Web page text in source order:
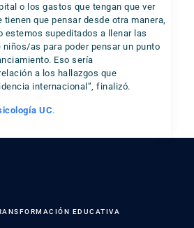
o los gastos que tengan que ver
que pensar desde otra manera,
estemos supeditados a llenar las
as para poder pensar un punto
Eso sería
a los hallazgos que
internacional”, finalizó.
UC.
EDUCATIVA